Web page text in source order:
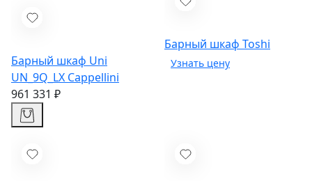
Барный шкаф Uni
UN_9Q_LX Cappellini
961 331 ₽
Барный шкаф Toshi